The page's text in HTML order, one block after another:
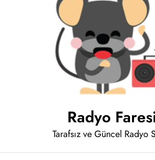
Radyo
Tarafsız ve Güncel Radyo